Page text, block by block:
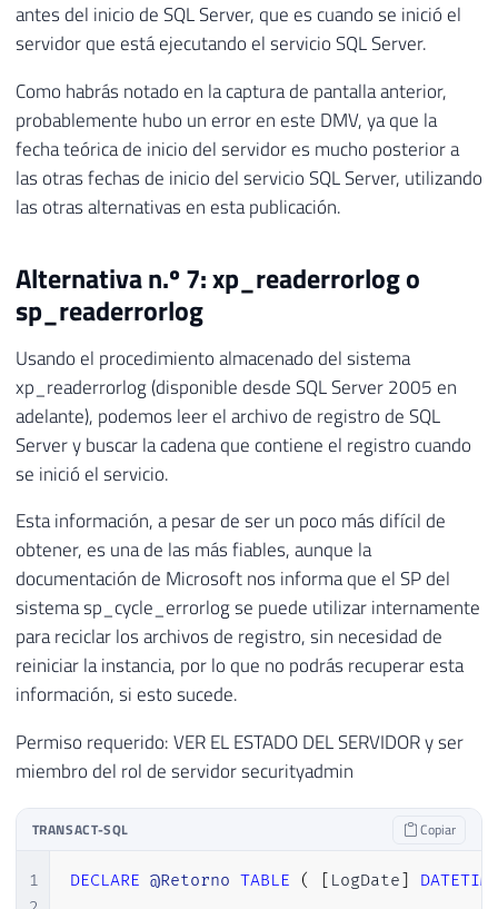
antes del inicio de SQL Server, que es cuando se inició el
servidor que está ejecutando el servicio SQL Server.
Como habrás notado en la captura de pantalla anterior,
probablemente hubo un error en este DMV, ya que la
fecha teórica de inicio del servidor es mucho posterior a
las otras fechas de inicio del servicio SQL Server, utilizando
las otras alternativas en esta publicación.
Alternativa n.º 7: xp_readerrorlog o
sp_readerrorlog
Usando el procedimiento almacenado del sistema
xp_readerrorlog (disponible desde SQL Server 2005 en
adelante), podemos leer el archivo de registro de SQL
Server y buscar la cadena que contiene el registro cuando
se inició el servicio.
Esta información, a pesar de ser un poco más difícil de
obtener, es una de las más fiables, aunque la
documentación de Microsoft nos informa que el SP del
sistema sp_cycle_errorlog se puede utilizar internamente
para reciclar los archivos de registro, sin necesidad de
reiniciar la instancia, por lo que no podrás recuperar esta
información, si esto sucede.
Permiso requerido: VER EL ESTADO DEL SERVIDOR y ser
miembro del rol de servidor securityadmin
TRANSACT-SQL Copiar
1
DECLARE @Retorno TABLE ( [ LogDate]